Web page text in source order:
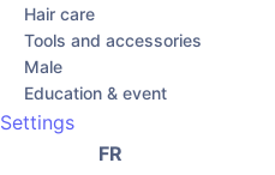
Hair care
Tools and accessories
Male
Education & event
Settings
FR